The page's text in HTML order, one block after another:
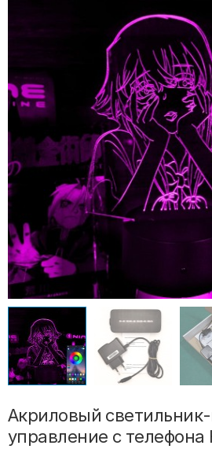
Акриловый
управление с